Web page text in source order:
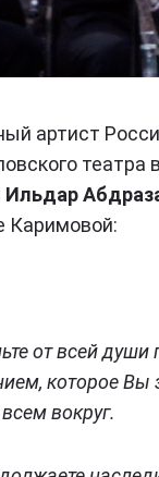
артист
театра
Ильдар
Каримовой:
от всей
которое Вы
вокруг.